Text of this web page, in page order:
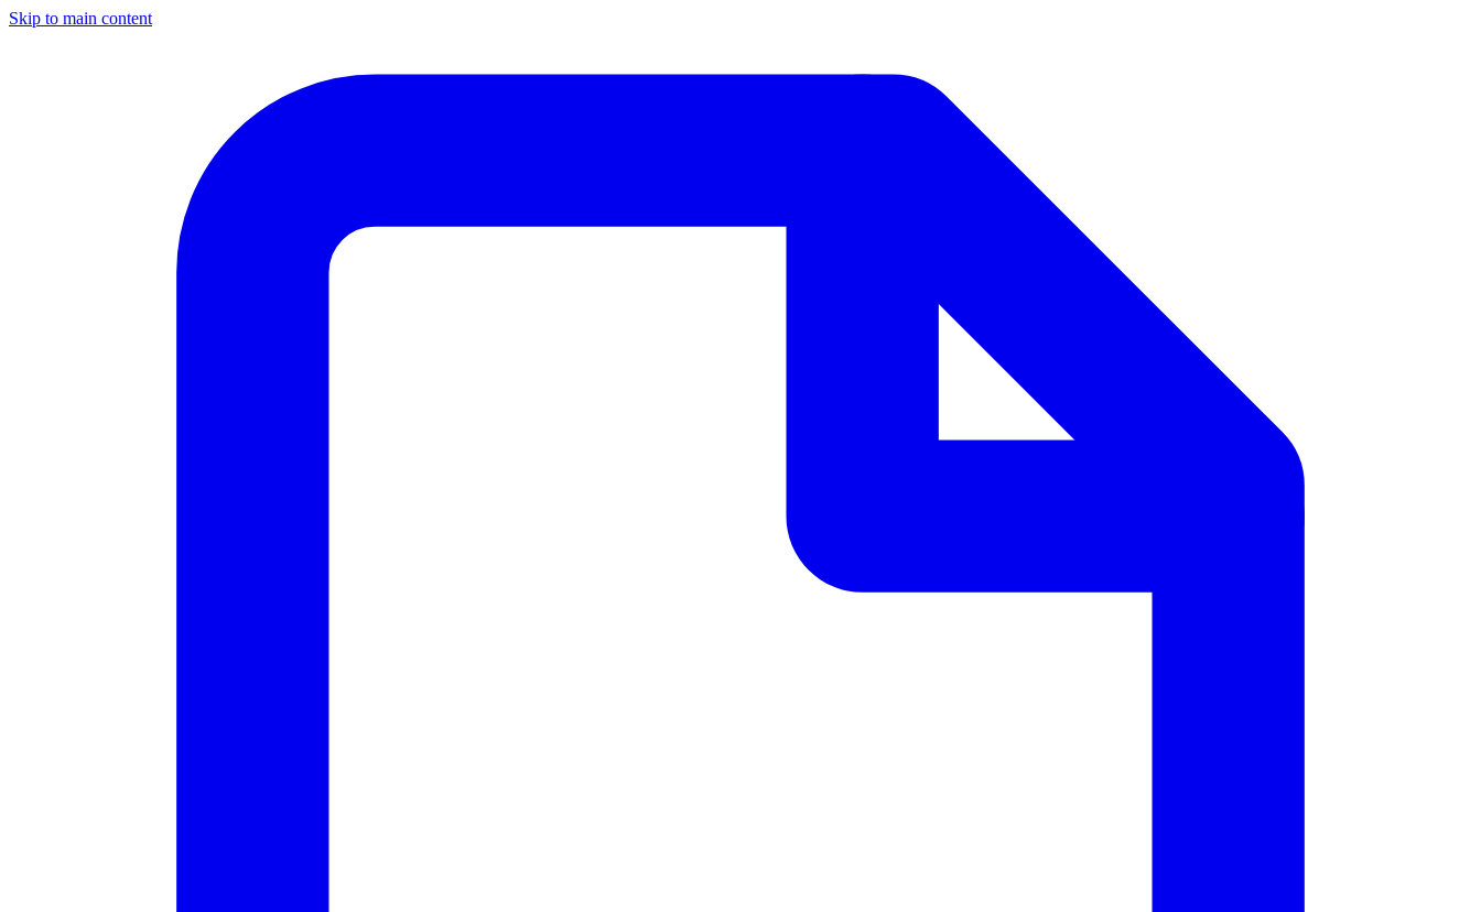
Skip to main content